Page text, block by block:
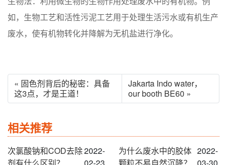
如，生物工艺和活性污泥工艺用于处理生活污水或有机生产
废水，使有机物转化并降解为无机盐进行净化。
« 固色剂背后的秘密：具备
这3点，才是王道！
Jakarta Indo water，
our booth BE60 »
相关推荐
次氯酸钠和COD去除2022-
为什么废水中的胶体 2022-